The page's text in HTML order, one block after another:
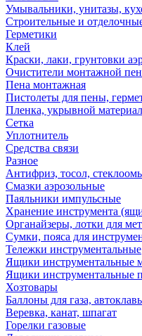
Умывальники, унитазы,
Строительные и
Герметики
Клей
Краски, лаки, грунтовки
Очистители монтажной
Пена монтажная
Пистолеты для пены,
Пленка, укрывной материал
Сетка
Уплотнитель
Средства связи
Разное
Антифриз, тосол,
Смазки аэрозольные
Паяльники импульсные
Хранение инструмента
Органайзеры, лотки для
Сумки, пояса для
Тележки инструментальные
Ящики инструментальные
Ящики инструментальные
Хозтовары
Баллоны для газа,
Веревка, канат, шпагат
Горелки газовые